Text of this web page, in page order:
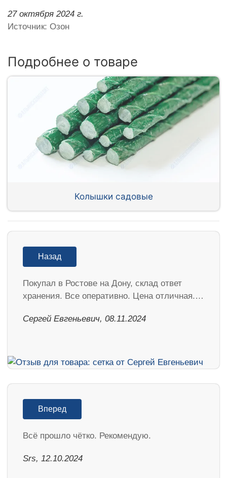
27 октября 2024 г.
Источник: Озон
Подробнее о товаре
Колышки садовые
Назад
Покупал в Ростове на Дону, склад ответ
хранения. Все оперативно. Цена отличная.…
Сергей Евгеньевич, 08.11.2024
Вперед
Всё прошло чётко. Рекомендую.
Srs, 12.10.2024